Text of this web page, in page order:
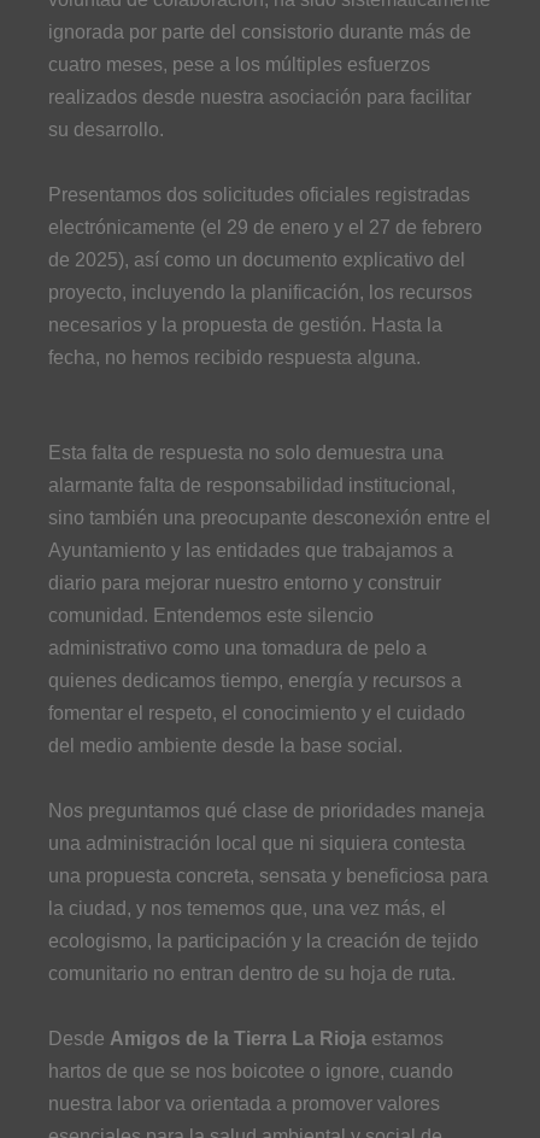
ignorada por parte del consistorio durante más de
cuatro meses, pese a los múltiples esfuerzos
realizados desde nuestra asociación para facilitar
su desarrollo.
Presentamos dos solicitudes oficiales registradas
electrónicamente (el 29 de enero y el 27 de febrero
de 2025), así como un documento explicativo del
proyecto, incluyendo la planificación, los recursos
necesarios y la propuesta de gestión. Hasta la
fecha, no hemos recibido respuesta alguna.
Esta falta de respuesta no solo demuestra una
alarmante falta de responsabilidad institucional,
sino también una preocupante desconexión entre el
Ayuntamiento y las entidades que trabajamos a
diario para mejorar nuestro entorno y construir
comunidad. Entendemos este silencio
administrativo como una tomadura de pelo a
quienes dedicamos tiempo, energía y recursos a
fomentar el respeto, el conocimiento y el cuidado
del medio ambiente desde la base social.
Nos preguntamos qué clase de prioridades maneja
una administración local que ni siquiera contesta
una propuesta concreta, sensata y beneficiosa para
la ciudad, y nos tememos que, una vez más, el
ecologismo, la participación y la creación de tejido
comunitario no entran dentro de su hoja de ruta.
Desde Amigos de la Tierra La Rioja estamos
hartos de que se nos boicotee o ignore, cuando
nuestra labor va orientada a promover valores